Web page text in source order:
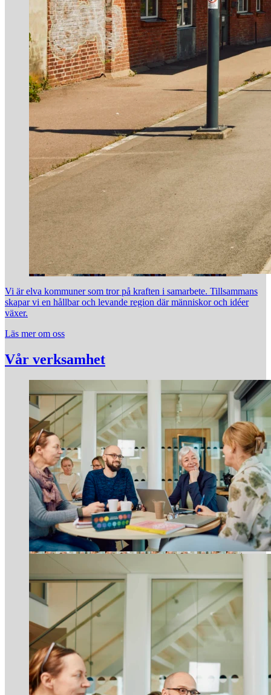
Vi är elva kommuner som tror på kraften i samarbete. Tillsammans
skapar vi en hållbar och levande region där människor och idéer
växer.
Läs mer om oss
Vår verksamhet